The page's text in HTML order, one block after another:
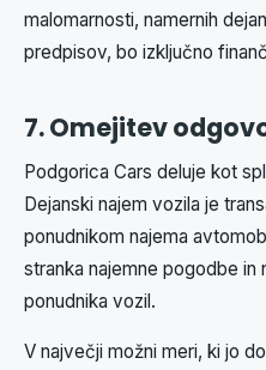
malomarnosti, namernih
predpisov, bo izključno
7. Omejitev
Podgorica Cars deluje kot
Dejanski najem vozila je
ponudnikom najema
stranka najemne pogodbe
ponudnika vozil.
V največji možni meri, ki jo